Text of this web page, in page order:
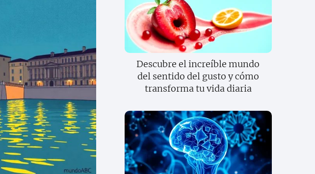
Descubre el increíble mundo
del sentido del gusto y cómo
transforma tu vida diaria